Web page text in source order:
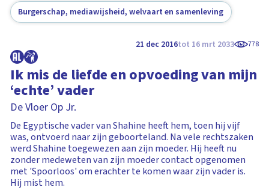
Burgerschap, mediawijsheid, welvaart en samenleving
21 dec 2016tot 16 mrt 2033 778
Ik mis de liefde en opvoeding van mijn
‘echte’ vader
De Vloer Op Jr.
De Egyptische vader van Shahine heeft hem, toen hij vijf
was, ontvoerd naar zijn geboorteland. Na vele rechtszaken
werd Shahine toegewezen aan zijn moeder. Hij heeft nu
zonder medeweten van zijn moeder contact opgenomen
met 'Spoorloos' om erachter te komen waar zijn vader is.
Hij mist hem.